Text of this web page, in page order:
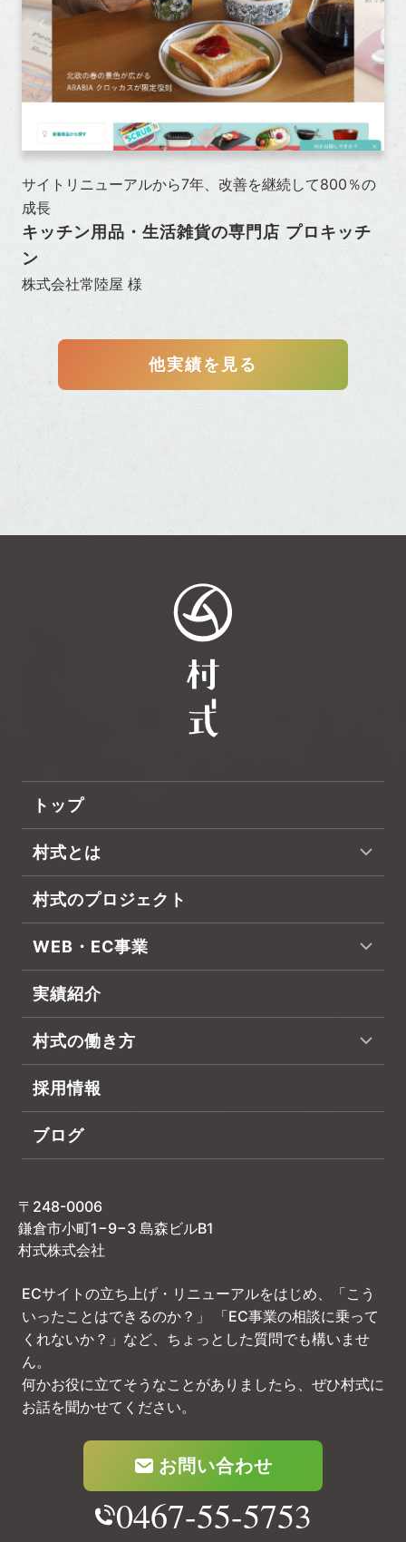
サイトリニューアルから7年、改善を継続して800％の
成長
キッチン用品・生活雑貨の専門店 プロキッチ
ン
株式会社常陸屋 様
他実績を見る
トップ
村式とは
村式のプロジェクト
WEB・EC事業
実績紹介
村式の働き方
採用情報
ブログ
〒248-0006
鎌倉市小町1−9−3 島森ビルB1
村式株式会社
ECサイトの立ち上げ・リニューアルをはじめ、「こう
いったことはできるのか？」
「EC事業の相談に乗って
くれないか？」など、ちょっとした質問でも構いませ
ん。
何かお役に立てそうなことがありましたら、ぜひ村式に
お話を聞かせてください。
お問い合わせ
0467-55-5753